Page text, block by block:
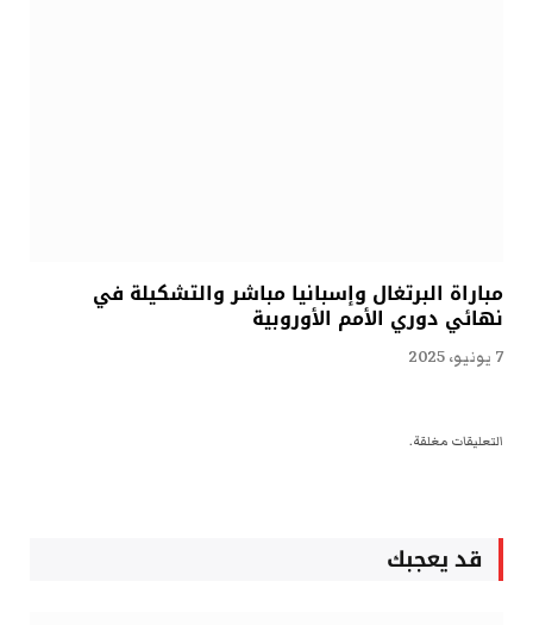
مباراة البرتغال وإسبانيا مباشر والتشكيلة في
نهائي دوري الأمم الأوروبية
7 يونيو، 2025
التعليقات مغلقة.
قد يعجبك